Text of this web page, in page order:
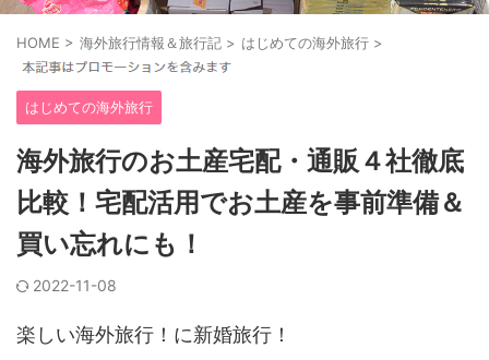
HOME > 海外旅行情報＆旅行記 > はじめての海外旅行 >
はじめての海外旅行
海外旅行のお土産宅配・通販４社徹底
比較！宅配活用でお土産を事前準備＆
買い忘れにも！
2022-11-08
楽しい海外旅行！に新婚旅行！